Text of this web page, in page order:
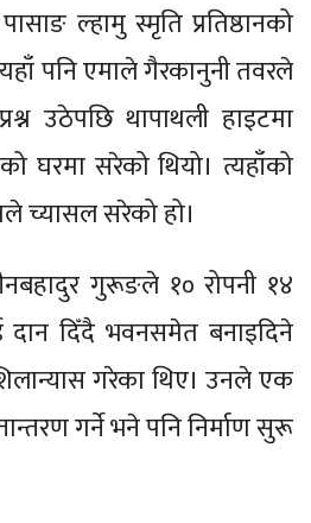
ल्हामु स्मृति प्रतिष्ठानको
पनि एमाले गैरकानुनी तवरले
उठेपछि थापाथली हाइटमा
घरमा सरेको थियो। त्यहाँको
च्यासल सरेको हो।
गुरूङले १० रोपनी १४
दिँदै भवनसमेत बनाइदिने
गरेका थिए। उनले एक
गर्ने भने पनि निर्माण सुरू